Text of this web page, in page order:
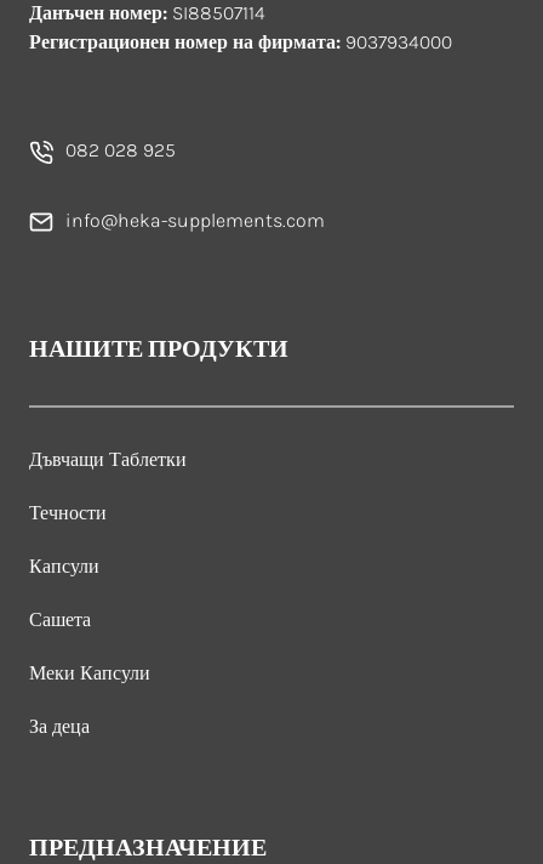
Данъчен номер: SI88507114
Регистрационен номер на фирмата: 9037934000
082 028 925
info@heka-supplements.com
НАШИТЕ ПРОДУКТИ
Дъвчащи Таблетки
Течности
Капсули
Сашета
Меки Капсули
За деца
ПРЕДНАЗНАЧЕНИЕ